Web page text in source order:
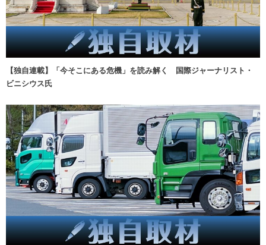
【独自連載】「今そこにある危機」を読み解く 国際ジャーナリスト・
ビニシウス氏